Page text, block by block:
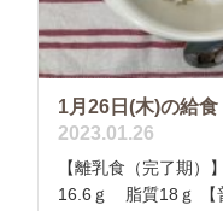
1月26日(木)の給
2023.01.26
【離乳食（完了期
16.6ｇ 脂質18ｇ 【